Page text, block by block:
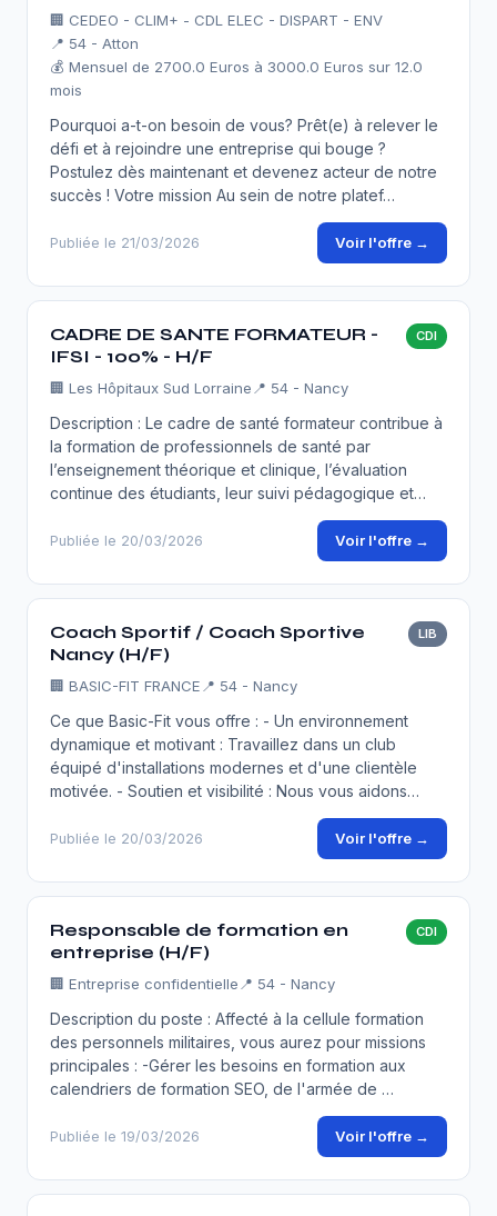
🏢 CEDEO - CLIM+ - CDL ELEC - DISPART - ENV
📍 54 - Atton
💰 Mensuel de 2700.0 Euros à 3000.0 Euros sur 12.0
mois
Pourquoi a-t-on besoin de vous? Prêt(e) à relever le
défi et à rejoindre une entreprise qui bouge ?
Postulez dès maintenant et devenez acteur de notre
succès ! Votre mission Au sein de notre platef…
Publiée le 21/03/2026 Voir l'offre →
CADRE DE SANTE FORMATEUR -
IFSI - 100% - H/F
CDI
🏢 Les Hôpitaux Sud Lorraine 📍 54 - Nancy
Description : Le cadre de santé formateur contribue à
la formation de professionnels de santé par
l’enseignement théorique et clinique, l’évaluation
continue des étudiants, leur suivi pédagogique et…
Publiée le 20/03/2026 Voir l'offre →
Coach Sportif / Coach Sportive
Nancy (H/F)
LIB
🏢 BASIC-FIT FRANCE 📍 54 - Nancy
Ce que Basic-Fit vous offre : - Un environnement
dynamique et motivant : Travaillez dans un club
équipé d'installations modernes et d'une clientèle
motivée. - Soutien et visibilité : Nous vous aidons…
Publiée le 20/03/2026 Voir l'offre →
Responsable de formation en
entreprise (H/F)
CDI
🏢 Entreprise confidentielle 📍 54 - Nancy
Description du poste : Affecté à la cellule formation
des personnels militaires, vous aurez pour missions
principales : -Gérer les besoins en formation aux
calendriers de formation SEO, de l'armée de …
Publiée le 19/03/2026 Voir l'offre →